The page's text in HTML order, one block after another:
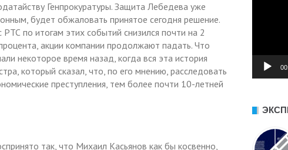
Генпрокуратуры. Защита Лебедева уже
будет обжаловать принятое сегодня решение.
по итогам этих событий снизился почти на 2
акции компании продолжают падать. Что
некоторое время назад, когда вся эта история
который сказал, что, по его мнению, расследовать
преступления, тем более почти 10-летней
так, что Михаил Касьянов как бы косвенно,